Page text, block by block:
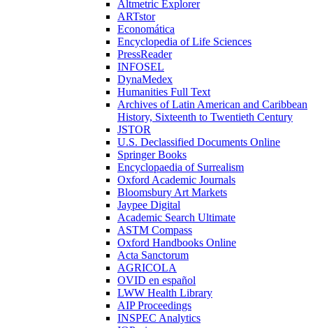
Altmetric Explorer
ARTstor
Economática
Encyclopedia of Life Sciences
PressReader
INFOSEL
DynaMedex
Humanities Full Text
Archives of Latin American and Caribbean
History, Sixteenth to Twentieth Century
JSTOR
U.S. Declassified Documents Online
Springer Books
Encyclopaedia of Surrealism
Oxford Academic Journals
Bloomsbury Art Markets
Jaypee Digital
Academic Search Ultimate
ASTM Compass
Oxford Handbooks Online
Acta Sanctorum
AGRICOLA
OVID en español
LWW Health Library
AIP Proceedings
INSPEC Analytics